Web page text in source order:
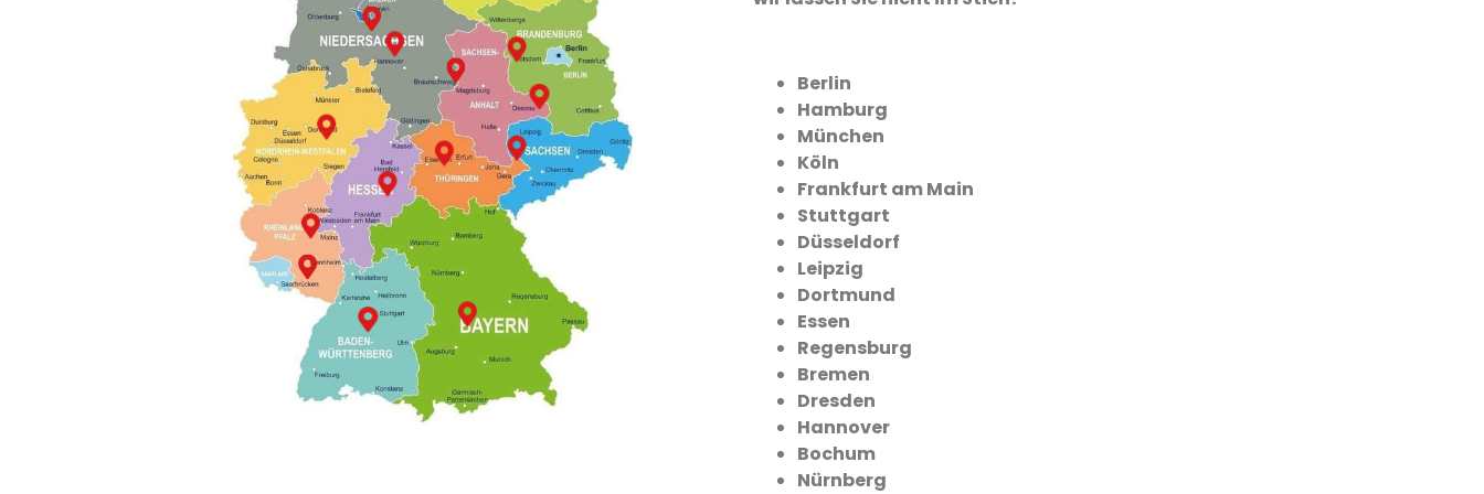
Berlin
Hamburg
München
Köln
Frankfurt am Main
Stuttgart
Düsseldorf
Leipzig
Dortmund
Essen
Regensburg
Bremen
Dresden
Hannover
Bochum
Nürnberg